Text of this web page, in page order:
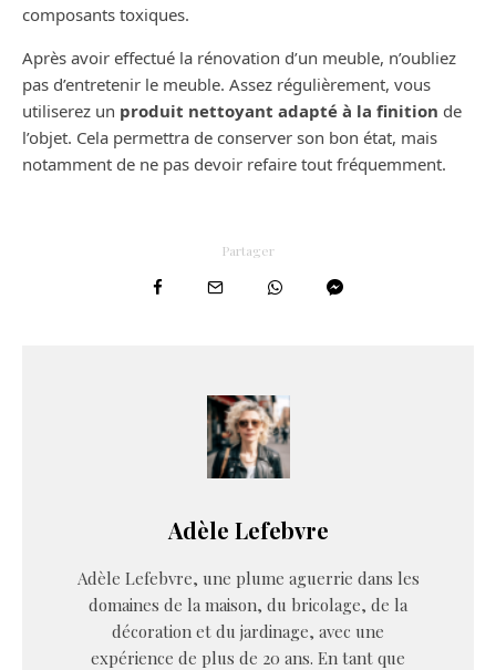
composants toxiques.
Après avoir effectué la rénovation d’un meuble, n’oubliez
pas d’entretenir le meuble. Assez régulièrement, vous
utiliserez un produit nettoyant adapté à la finition de
l’objet. Cela permettra de conserver son bon état, mais
notamment de ne pas devoir refaire tout fréquemment.
Partager
Adèle Lefebvre
Adèle Lefebvre, une plume aguerrie dans les
domaines de la maison, du bricolage, de la
décoration et du jardinage, avec une
expérience de plus de 20 ans. En tant que